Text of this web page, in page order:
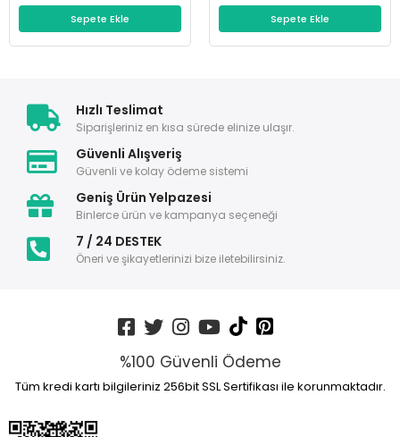
Sepete Ekle Sepete Ekle
Hızlı Teslimat
Siparişleriniz en kısa sürede elinize ulaşır.
Güvenli Alışveriş
Güvenli ve kolay ödeme sistemi
Geniş Ürün Yelpazesi
Binlerce ürün ve kampanya seçeneği
7 / 24 DESTEK
Öneri ve şikayetlerinizi bize iletebilirsiniz.
%100 Güvenli Ödeme
Tüm kredi kartı bilgileriniz 256bit SSL Sertifikası ile korunmaktadır.